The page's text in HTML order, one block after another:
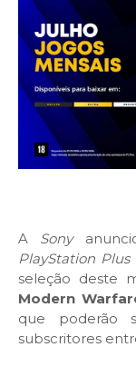
A Sony
PlayStation Plus
seleção deste
Modern
que poderão
subscritores